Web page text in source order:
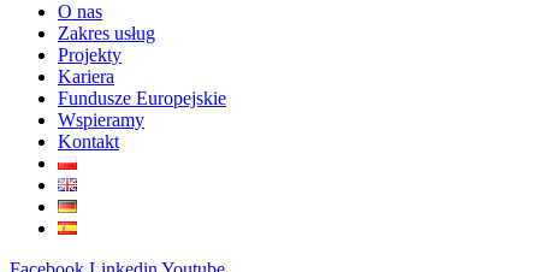
O nas
Zakres usług
Projekty
Kariera
Fundusze Europejskie
Wspieramy
Kontakt